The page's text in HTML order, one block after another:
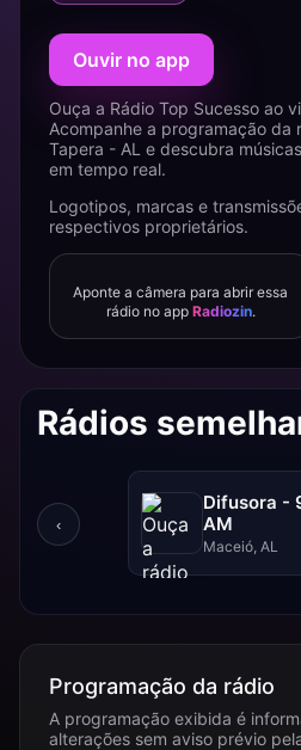
Ouvir no app
Ouça a Rádio Top Sucesso ao
Acompanhe a programação da
Tapera - AL e descubra
em tempo real.
Logotipos, marcas e
respectivos proprietários.
Aponte a câmera para abrir essa
rádio no app Radiozin.
Rádios
‹
Difusora -
AM
Maceió, AL
Programação da rádio
A programação exibida é
alterações sem aviso prévio